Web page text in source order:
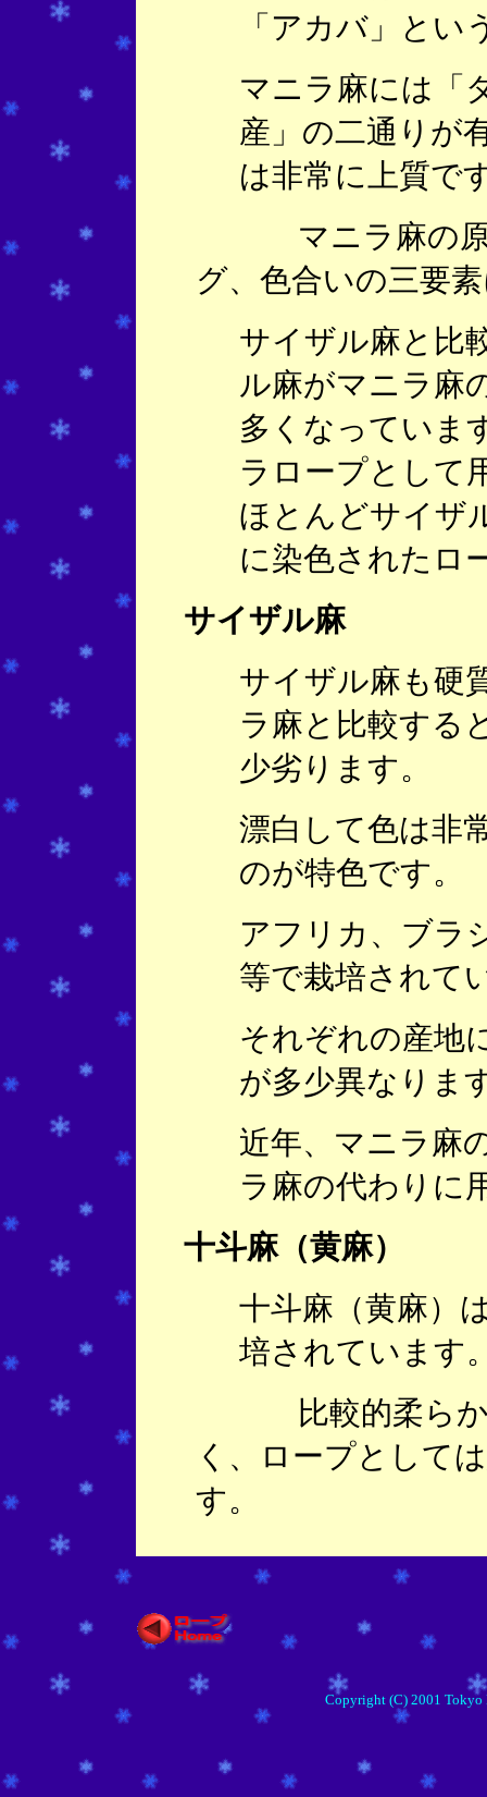
「アカバ」とい
マニラ麻には「
産」の二通りが
は非常に上質で
マニラ麻の原料
グ、色合いの三要
サイザル麻と比
ル麻がマニラ麻
多くなっていま
ラロープとして
ほとんどサイザ
に染色されたロ
サイザル麻
サイザル麻も硬
ラ麻と比較する
少劣ります。
漂白して色は非
のが特色です。
アフリカ、ブラ
等で栽培されて
それぞれの産地
が多少異なりま
近年、マニラ麻
ラ麻の代わりに
十斗麻（黄麻）
十斗麻（黄麻）
培されています
比較的柔らかく
く、ロープとして
す。
Copyright (C) 2001